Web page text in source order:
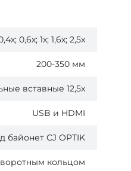
0,6х; 1х; 1,6х; 2,5х
200-350 мм
вставные 12,5х
USB и HDMI
байонет CJ OPTIK
кольцом